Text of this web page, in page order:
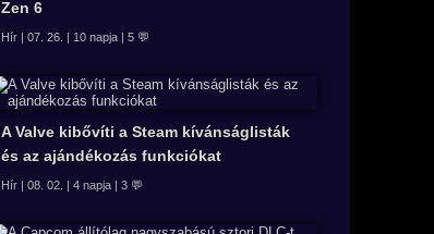
Zen 6
Hír | 07. 26. | 10 napja | 5 💬
A Valve kibővíti a Steam kívánságlisták
és az ajándékozás funkciókat
Hír | 08. 02. | 4 napja | 3 💬